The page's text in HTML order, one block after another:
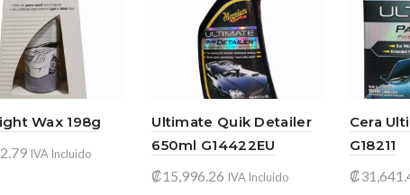
Wax 198g
IVA Incluido
Ultimate Quik Detailer
650ml G14422EU
₡15,996.26 IVA Incluido
Cera
G18211
₡